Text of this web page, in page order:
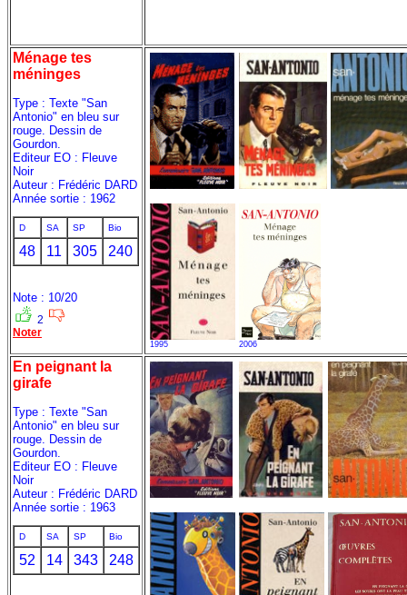
Ménage tes
méninges
Type : Texte "San
Antonio" en bleu sur
rouge. Dessin de
Gourdon.
Editeur EO : Fleuve
Noir
Auteur : Frédéric DARD
Année sortie : 1962
D SA SP Bio
48 11 305 240
Note : 10/20
2
Noter
1995 2006
En peignant la
girafe
Type : Texte "San
Antonio" en bleu sur
rouge. Dessin de
Gourdon.
Editeur EO : Fleuve
Noir
Auteur : Frédéric DARD
Année sortie : 1963
D SA SP Bio
52 14 343 248